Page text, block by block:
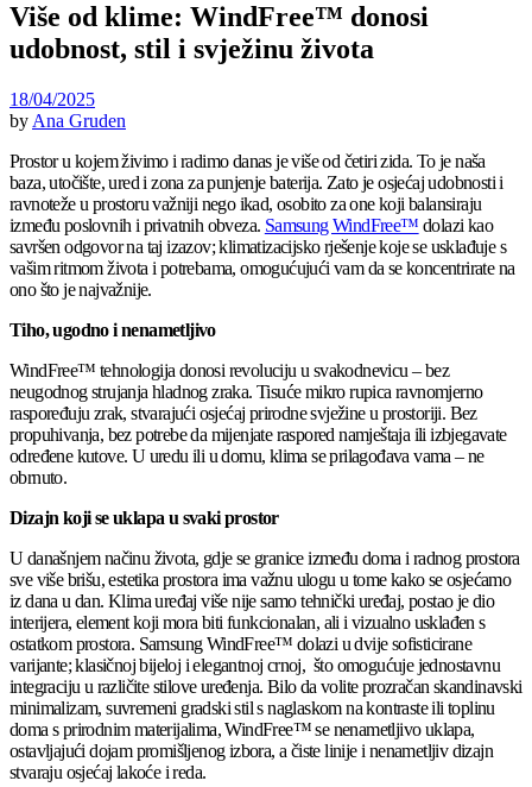
Više od klime: WindFree™ donosi
udobnost, stil i svježinu života
18/04/2025
by Ana Gruden
Prostor u kojem živimo i radimo danas je više od četiri zida. To je naša
baza, utočište, ured i zona za punjenje baterija. Zato je osjećaj udobnosti i
ravnoteže u prostoru važniji nego ikad, osobito za one koji balansiraju
između poslovnih i privatnih obveza. Samsung WindFree™ dolazi kao
savršen odgovor na taj izazov; klimatizacijsko rješenje koje se usklađuje s
vašim ritmom života i potrebama, omogućujući vam da se koncentrirate na
ono što je najvažnije.
Tiho, ugodno i nenametljivo
WindFree™ tehnologija donosi revoluciju u svakodnevicu – bez
neugodnog strujanja hladnog zraka. Tisuće mikro rupica ravnomjerno
raspoređuju zrak, stvarajući osjećaj prirodne svježine u prostoriji. Bez
propuhivanja, bez potrebe da mijenjate raspored namještaja ili izbjegavate
određene kutove. U uredu ili u domu, klima se prilagođava vama – ne
obrnuto.
Dizajn koji se uklapa u svaki prostor
U današnjem načinu života, gdje se granice između doma i radnog prostora
sve više brišu, estetika prostora ima važnu ulogu u tome kako se osjećamo
iz dana u dan. Klima uređaj više nije samo tehnički uređaj, postao je dio
interijera, element koji mora biti funkcionalan, ali i vizualno usklađen s
ostatkom prostora. Samsung WindFree™ dolazi u dvije sofisticirane
varijante; klasičnoj bijeloj i elegantnoj crnoj, što omogućuje jednostavnu
integraciju u različite stilove uređenja. Bilo da volite prozračan skandinavski
minimalizam, suvremeni gradski stil s naglaskom na kontraste ili toplinu
doma s prirodnim materijalima, WindFree™ se nenametljivo uklapa,
ostavljajući dojam promišljenog izbora, a čiste linije i nenametljiv dizajn
stvaraju osjećaj lakoće i reda.